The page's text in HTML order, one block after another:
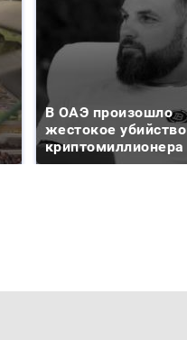
В ОАЭ произошло
жестокое убийство
криптомиллионера